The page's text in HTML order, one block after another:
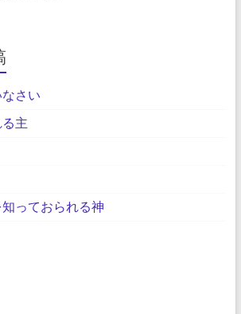
さい
主
っておられる神